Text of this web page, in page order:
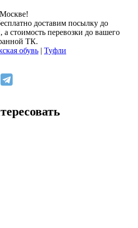
доставим посылку до
стоимость перевозки до вашего
ТК.
обувь | Туфли